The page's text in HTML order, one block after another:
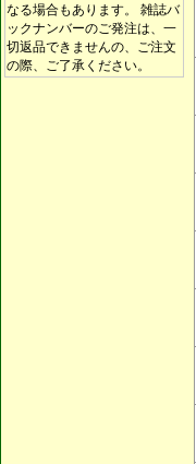
なる場合もあります。 雑誌バ
ックナンバーのご発注は、一
切返品できませんの、ご注文
の際、ご了承ください。